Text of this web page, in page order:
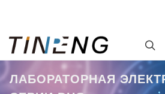
ЛАБОРАТОРНАЯ